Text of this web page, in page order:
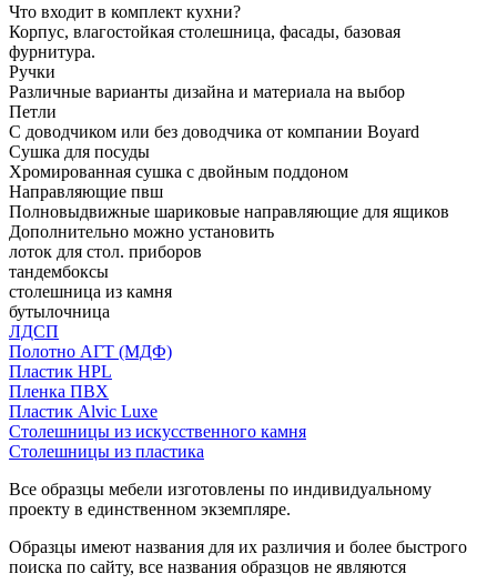
Что входит в комплект кухни?
Корпус, влагостойкая столешница, фасады, базовая
фурнитура.
Ручки
Различные варианты дизайна и материала на выбор
Петли
С доводчиком или без доводчика от компании Boyard
Сушка для посуды
Хромированная сушка с двойным поддоном
Направляющие пвш
Полновыдвижные шариковые направляющие для ящиков
Дополнительно можно установить
лоток для стол. приборов
тандембоксы
столешница из камня
бутылочница
ЛДСП
Полотно АГТ (МДФ)
Пластик HPL
Пленка ПВХ
Пластик Alvic Luxe
Столешницы из искусственного камня
Столешницы из пластика
Все образцы мебели изготовлены по индивидуальному
проекту в единственном экземпляре.
Образцы имеют названия для их различия и более быстрого
поиска по сайту, все названия образцов не являются